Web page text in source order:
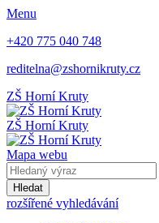
Menu
+420 775 040 748
reditelna@zshornikruty.cz
ZŠ Horní Kruty
ZŠ Horní Kruty
Mapa webu
Hledat
rozšířené vyhledávání